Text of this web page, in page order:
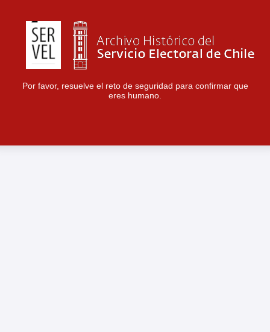
Por favor, resuelve el reto de seguridad para confirmar que
eres humano.